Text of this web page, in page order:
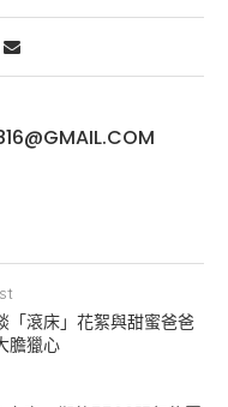
「滾床」花絮與甜蜜爸爸
膽獵心